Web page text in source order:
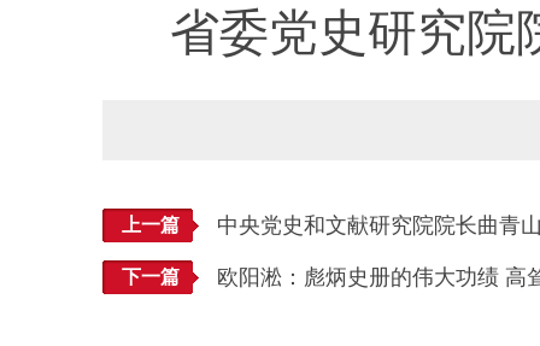
省委党史研究院
上一篇 中央党史和文献研究院院长曲青
下一篇 欧阳淞：彪炳史册的伟大功绩